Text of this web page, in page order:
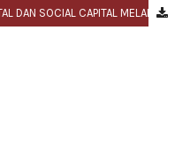
PEl'lGEMBANGAN INTELLECTUAL CAPITAL DAN SOCIAL CAPITAL MELALUI PENDIDIKAN KEWARGANEGARAAN